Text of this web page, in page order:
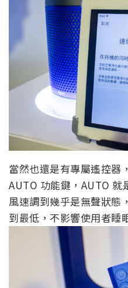
當然也還是有專屬遙控器
AUTO 功能鍵，AUTO 就
風速調到幾乎是無聲狀態
到最低，不影響使用者睡